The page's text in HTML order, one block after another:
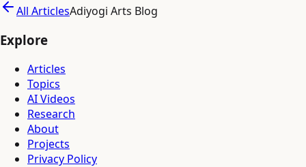
All ArticlesAdiyogi Arts Blog
Explore
Articles
Topics
AI Videos
Research
About
Projects
Privacy Policy